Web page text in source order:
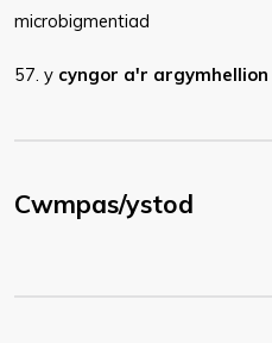
microbigmentiad
57. y cyngor a'r argymhellion
Cwmpas/ystod